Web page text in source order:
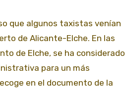
que algunos taxistas venían
de Alicante-Elche. En las
de Elche, se ha considerado
para un más
en el documento de la